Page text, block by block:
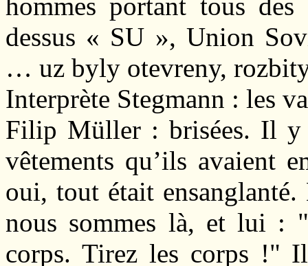
dessus « SU », Union
… uz byly otevreny,
Interprète Stegmann : les
Filip Müller : brisées. Il y
vêtements qu’ils avaient
oui, tout était
nous sommes là, et lui :
corps. Tirez les corps !"